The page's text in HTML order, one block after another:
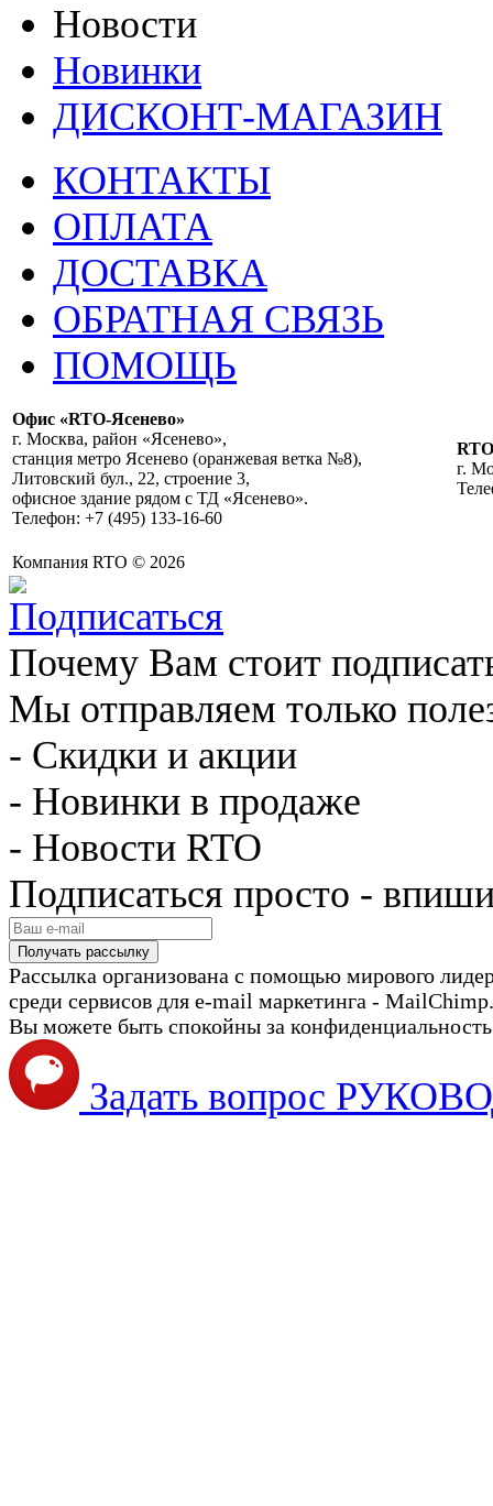
Новости
Новинки
ДИСКОНТ-МАГАЗИН
КОНТАКТЫ
ОПЛАТА
ДОСТАВКА
ОБРАТНАЯ СВЯЗЬ
ПОМОЩЬ
Офис «RTO-Ясенево»
г. Москва, район «Ясенево»,
станция метро Ясенево (оранжевая ветка №8),
Литовский бул., 22, строение 3,
офисное здание рядом с ТД «Ясенево».
Телефон: +7 (495) 133-16-60
г.
Компания RTO © 2026
Почему Вам стоит
Мы отправляем только
- Скидки и акции
- Новинки в продаже
- Новости RTO
Подписаться просто -
Рассылка организована с помощью мирового
среди сервисов для e-mail маркетинга - MailChimp.
Вы можете быть спокойны за
Задать вопрос